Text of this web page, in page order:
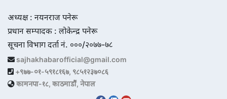
अध्यक्ष : नयनराज पनेरू
प्रधान सम्पादक : लोकेन्द्र पनेरू
सूचना विभाग दर्ता नं. ०००/२०७७-७८
sajhakhabarofficial@gmail.com
+९७७-०१-५९१८१६७, ९८५१२३७०८६
कामनपा-१८, काठमाडौं, नेपाल